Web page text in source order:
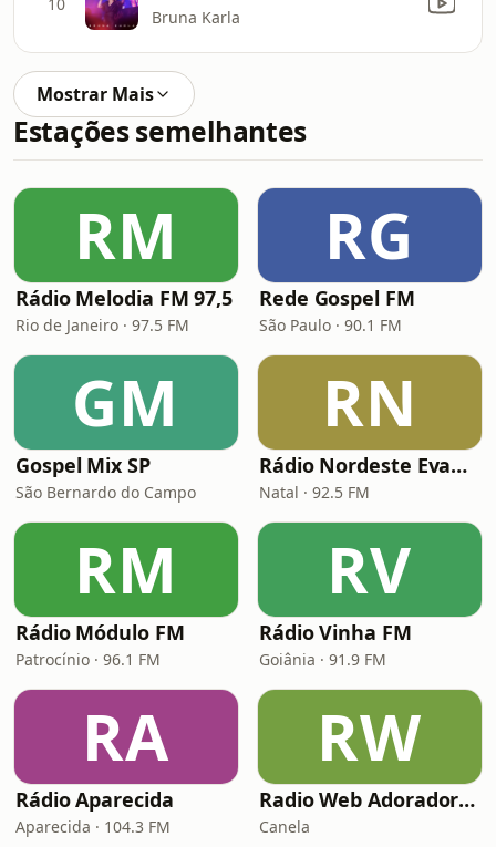
Bruna Karla
Mostrar Mais
Estações semelhantes
RM
Rádio Melodia FM 97,5
Rio de Janeiro · 97.5 FM
RG
Rede Gospel FM
São Paulo · 90.1 FM
GM
Gospel Mix SP
São Bernardo do Campo
RN
Rádio Nordeste Evangélica
Natal · 92.5 FM
RM
Rádio Módulo FM
Patrocínio · 96.1 FM
RV
Rádio Vinha FM
Goiânia · 91.9 FM
RA
Rádio Aparecida
Aparecida · 104.3 FM
RW
Radio Web Adorador Gospel
Canela